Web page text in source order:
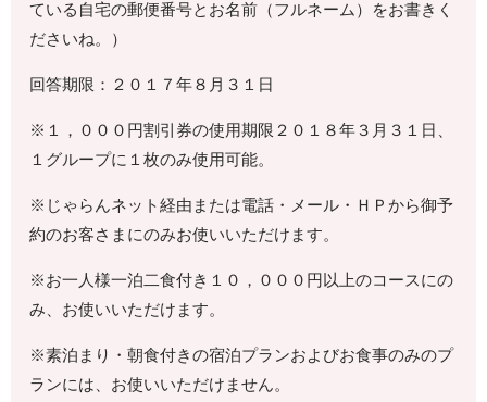
ている自宅の郵便番号とお名前（フルネーム）をお書きく
ださいね。）
回答期限：２０１７年８月３１日
※１，０００円割引券の使用期限２０１８年３月３１日、
１グループに１枚のみ使用可能。
※じゃらんネット経由または電話・メール・ＨＰから御予
約のお客さまにのみお使いいただけます。
※お一人様一泊二食付き１０，０００円以上のコースにの
み、お使いいただけます。
※素泊まり・朝食付きの宿泊プランおよびお食事のみのプ
ランには、お使いいただけません。